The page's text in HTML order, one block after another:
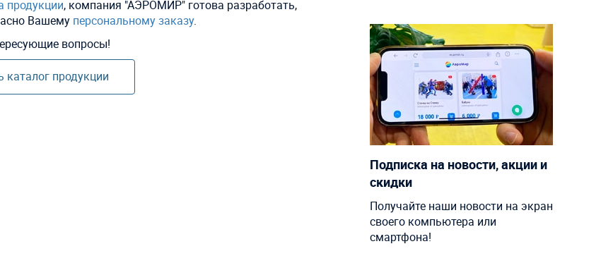
продукции, компания "АЭРОМИР" готова разработать,
Вашему персональному заказу.
вопросы!
каталог продукции
Подписка на новости, акции и
скидки
Получайте наши новости на экран
своего компьютера или
смартфона!